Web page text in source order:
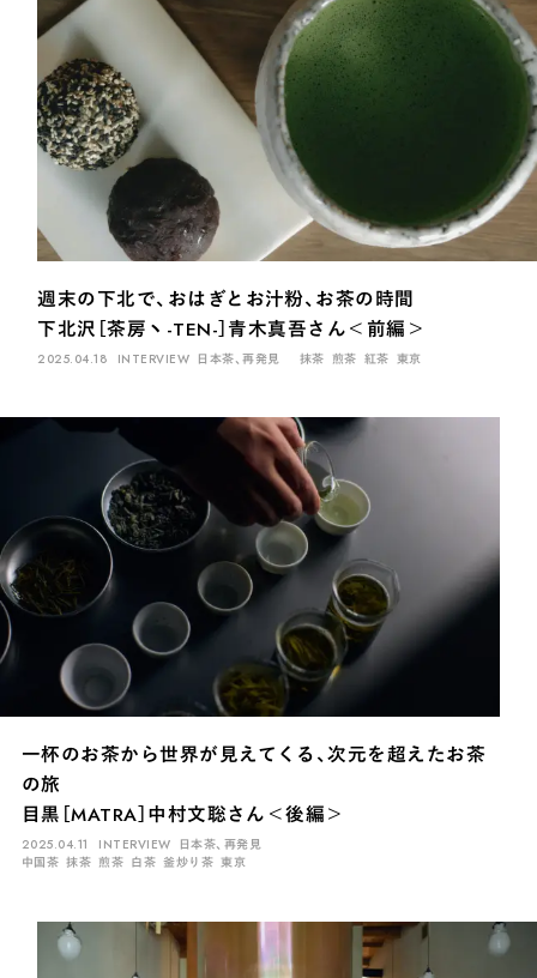
週末の下北で、おはぎとお汁粉、お茶の時間
下北沢［茶房ヽ-TEN-］青木真吾さん＜前編＞
2025.04.18 INTERVIEW 日本茶、再発見 抹茶 煎茶 紅茶 東京
一杯のお茶から世界が見えてくる、次元を超えたお茶
の旅
目黒［MATRA］中村文聡さん＜後編＞
2025.04.11 INTERVIEW 日本茶、再発見
中国茶 抹茶 煎茶 白茶 釜炒り茶 東京